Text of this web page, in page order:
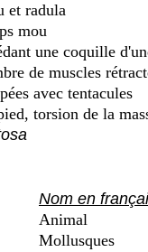
et radula
mou
une coquille
de muscles
avec tentacules
torsion de la
Nom en
Animal
Mollusques